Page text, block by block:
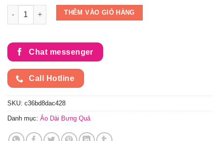
Áo Dài Bưng Quả Nam Màu Vàng Lợt (MS4) số lượng
THÊM VÀO GIỎ HÀNG
Chat messenger
Call Hotline
SKU: c36bd8dac428
Danh mục: Áo Dài Bưng Quả